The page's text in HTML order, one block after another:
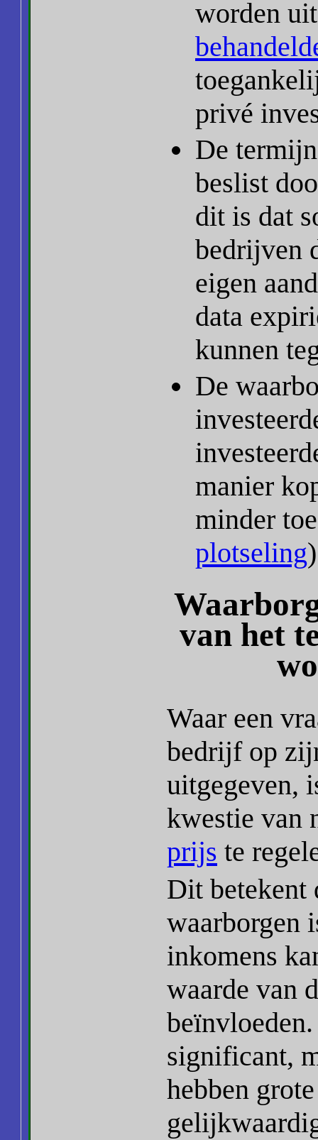
worden
privé
De
beslist
dit is dat
bedrijven
eigen
data
kunnen
De
manier
minder
plotseling
van het
Waar een
bedrijf op
uitgegeven,
kwestie van
prijs te
Dit betekent
waarborgen
inkomens
waarde van
significant,
hebben